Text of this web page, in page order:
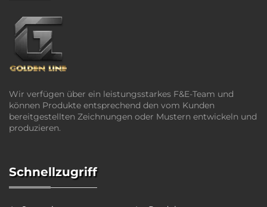
Wir verfügen über ein leistungsstarkes F&E-Team und
können Produkte entsprechend den vom Kunden
bereitgestellten Zeichnungen oder Mustern entwickeln und
produzieren.
Schnellzugriff